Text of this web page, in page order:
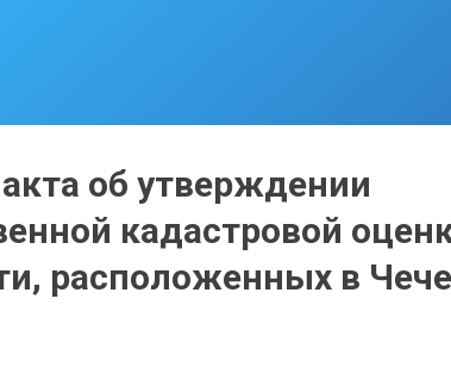
об утверждении
кадастровой
расположенных в